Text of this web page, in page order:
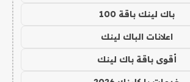
باك لينك باقة 100
اعلانات الباك لينك
أقوى باقة باك لينك